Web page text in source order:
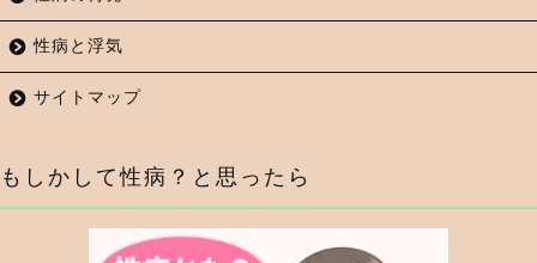
性病と浮気
サイトマップ
もしかして性病？と思ったら